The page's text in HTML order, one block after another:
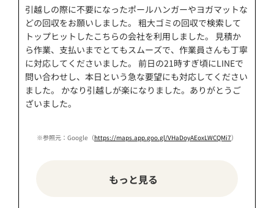
引越しの際に不要になったポールハンガーやヨガマットな
どの回収をお願いしました。 粗大ゴミの回収で検索して
トップヒットしたこちらの会社を利用しました。 見積か
ら作業、支払いまでとてもスムーズで、作業員さんも丁寧
に対応してくださいました。 前日の21時すぎ頃にLINEで
問い合わせし、本日という急な要望にも対応してください
ました。 かなり引越しが楽になりました。ありがとうご
ざいました。
※参照元：Google（https://maps.app.goo.gl/VHaDoyAEoxLWCQMi7）
もっと見る